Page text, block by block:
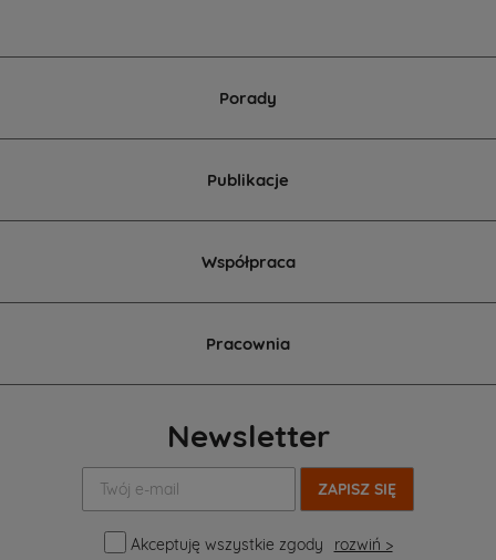
Porady
Publikacje
Współpraca
Pracownia
Newsletter
mail:
Akceptuję wszystkie zgody
rozwiń >